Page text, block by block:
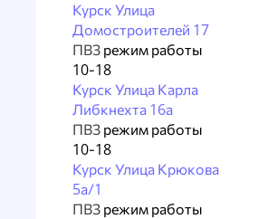
Курск Улица
Домостроителей 17
ПВЗ режим работы
10-18
Курск Улица Карла
Либкнехта 16а
ПВЗ режим работы
10-18
Курск Улица Крюкова
5а/1
ПВЗ режим работы